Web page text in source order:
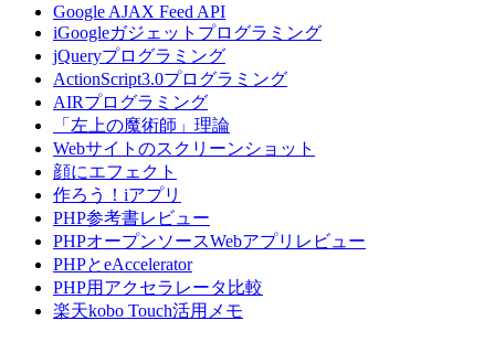
Google AJAX Feed API
iGoogleガジェットプログラミング
jQueryプログラミング
ActionScript3.0プログラミング
AIRプログラミング
「左上の魔術師」理論
Webサイトのスクリーンショット
顔にエフェクト
作ろう！iアプリ
PHP参考書レビュー
PHPオープンソースWebアプリレビュー
PHPとeAccelerator
PHP用アクセラレータ比較
楽天kobo Touch活用メモ